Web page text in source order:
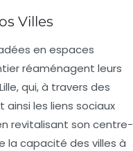
Villes
en espaces
réaménagent leurs
qui, à travers des
les liens sociaux
revitalisant son centre-
la capacité des villes à